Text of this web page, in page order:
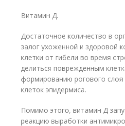
Витамин Д.
Достаточное количество в
залог ухоженной и здоровой
клетки от гибели во время
делиться поврежденным
формированию рогового
клеток эпидермиса.
Помимо этого, витамин Д
реакцию выработки